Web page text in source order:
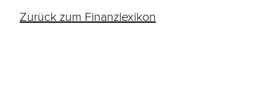
Zurück zum Finanzlexikon